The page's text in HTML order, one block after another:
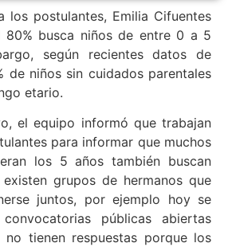
los postulantes, Emilia Cifuentes
80% busca niños de entre 0 a 5
según recientes datos de
de niños sin cuidados parentales
etario.
el equipo informó que trabajan
para informar que muchos
los 5 años también buscan
grupos de hermanos que
juntos, por ejemplo hoy se
públicas abiertas
tienen respuestas porque los